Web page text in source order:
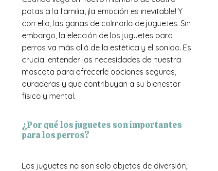
patas a la familia, ¡la emoción es inevitable! Y
con ella, las ganas de colmarlo de juguetes. Sin
embargo, la elección de los juguetes para
perros va más allá de la estética y el sonido. Es
crucial entender las necesidades de nuestra
mascota para ofrecerle opciones seguras,
duraderas y que contribuyan a su bienestar
físico y mental.
¿Por qué los juguetes son importantes
para los perros?
Los juguetes no son solo objetos de diversión,